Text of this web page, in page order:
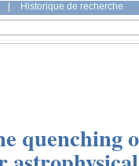
Historique de recherche
quenching